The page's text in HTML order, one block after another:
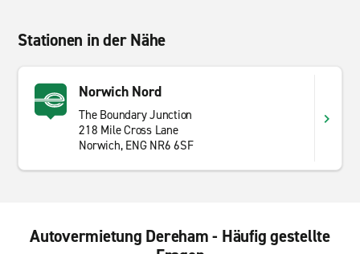
Stationen in der Nähe
Norwich Nord
The Boundary Junction
218 Mile Cross Lane
Norwich, ENG NR6 6SF
Autovermietung Dereham - Häufig gestellte